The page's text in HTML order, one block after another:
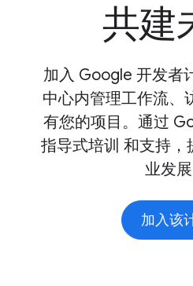
共建
加入 Google 开发者
中心内管理工作流、
有您的项目。通过
指导式培训 和支持，
业发展
加入该